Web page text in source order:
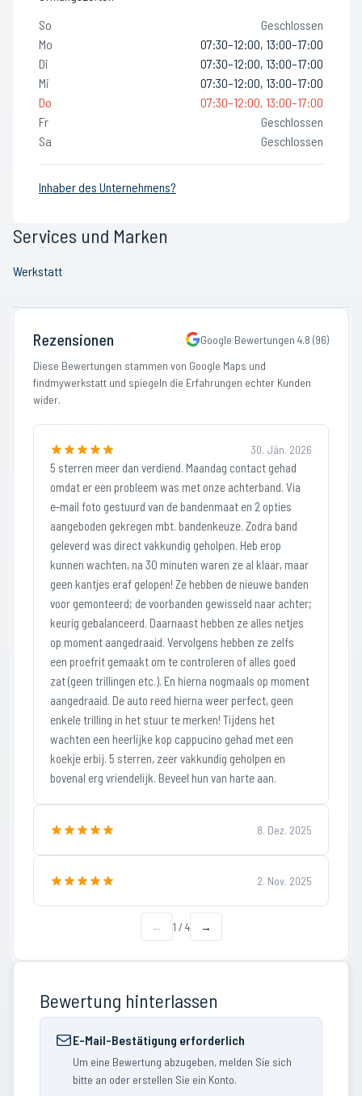
So
Geschlossen
Mo
07:30–12:00, 13:00–17:00
Di
07:30–12:00, 13:00–17:00
Mi
07:30–12:00, 13:00–17:00
Do
07:30–12:00, 13:00–17:00
Fr
Geschlossen
Sa
Geschlossen
Inhaber des Unternehmens?
Services und Marken
Werkstatt
Rezensionen Google Bewertungen 4.8 (96)
Diese Bewertungen stammen von Google Maps und
findmywerkstatt und spiegeln die Erfahrungen echter Kunden
wider.
30. Jän. 2026
5 sterren meer dan verdiend. Maandag contact gehad
omdat er een probleem was met onze achterband. Via
e-mail foto gestuurd van de bandenmaat en 2 opties
aangeboden gekregen mbt. bandenkeuze. Zodra band
geleverd was direct vakkundig geholpen. Heb erop
kunnen wachten, na 30 minuten waren ze al klaar, maar
geen kantjes eraf gelopen! Ze hebben de nieuwe banden
voor gemonteerd; de voorbanden gewisseld naar achter;
keurig gebalanceerd. Daarnaast hebben ze alles netjes
op moment aangedraaid. Vervolgens hebben ze zelfs
een proefrit gemaakt om te controleren of alles goed
zat (geen trillingen etc.). En hierna nogmaals op moment
aangedraaid. De auto reed hierna weer perfect, geen
enkele trilling in het stuur te merken! Tijdens het
wachten een heerlijke kop cappucino gehad met een
koekje erbij. 5 sterren, zeer vakkundig geholpen en
bovenal erg vriendelijk. Beveel hun van harte aan.
8. Dez. 2025
2. Nov. 2025
← 1 / 4 →
Bewertung hinterlassen
E-Mail-Bestätigung erforderlich
Um eine Bewertung abzugeben, melden Sie sich
bitte an oder erstellen Sie ein Konto.